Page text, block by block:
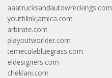
aaatrucksandautowreckings.com
youthlinkjamica.com
arbirate.com
playoutworlder.com
temeculabluegrass.com
eldesigners.com
cheklani.com